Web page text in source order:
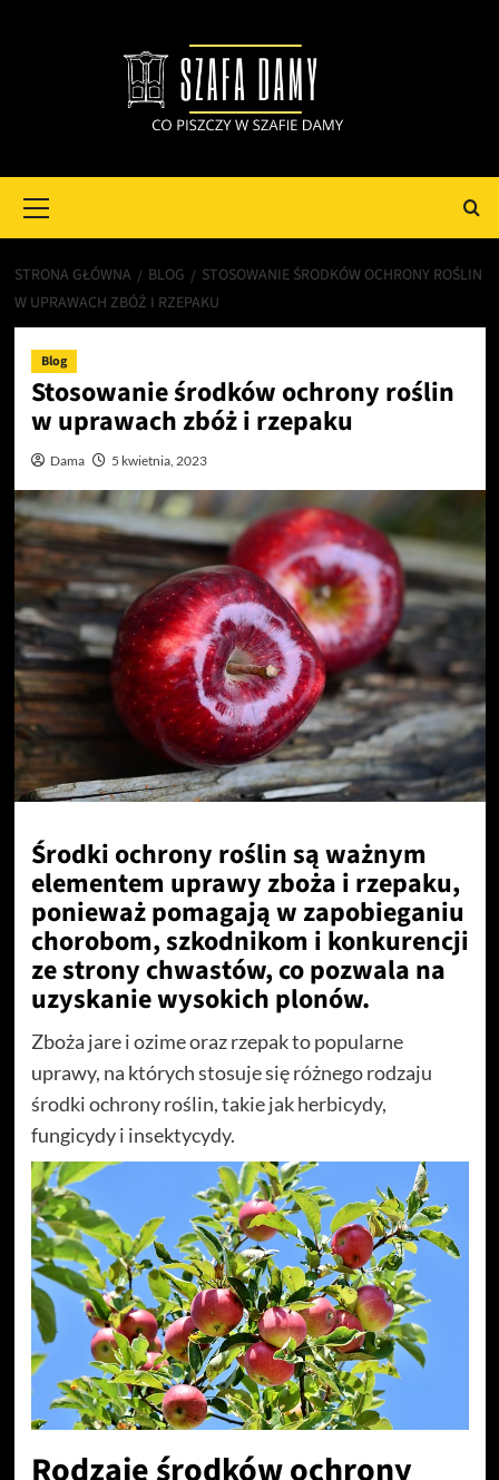
Menu
STRONA GŁÓWNA BLOG
STOSOWANIE ŚRODKÓW OCHRONY ROŚLIN
W UPRAWACH ZBÓŻ I RZEPAKU
Blog
Stosowanie środków ochrony roślin
w uprawach zbóż i rzepaku
Dama 5 kwietnia, 2023
Środki ochrony roślin są ważnym
elementem uprawy zboża i rzepaku,
ponieważ pomagają w zapobieganiu
chorobom, szkodnikom i konkurencji
ze strony chwastów, co pozwala na
uzyskanie wysokich plonów.
Zboża jare i ozime oraz rzepak to popularne
uprawy, na których stosuje się różnego rodzaju
środki ochrony roślin, takie jak herbicydy,
fungicydy i insektycydy.
Rodzaje środków ochrony